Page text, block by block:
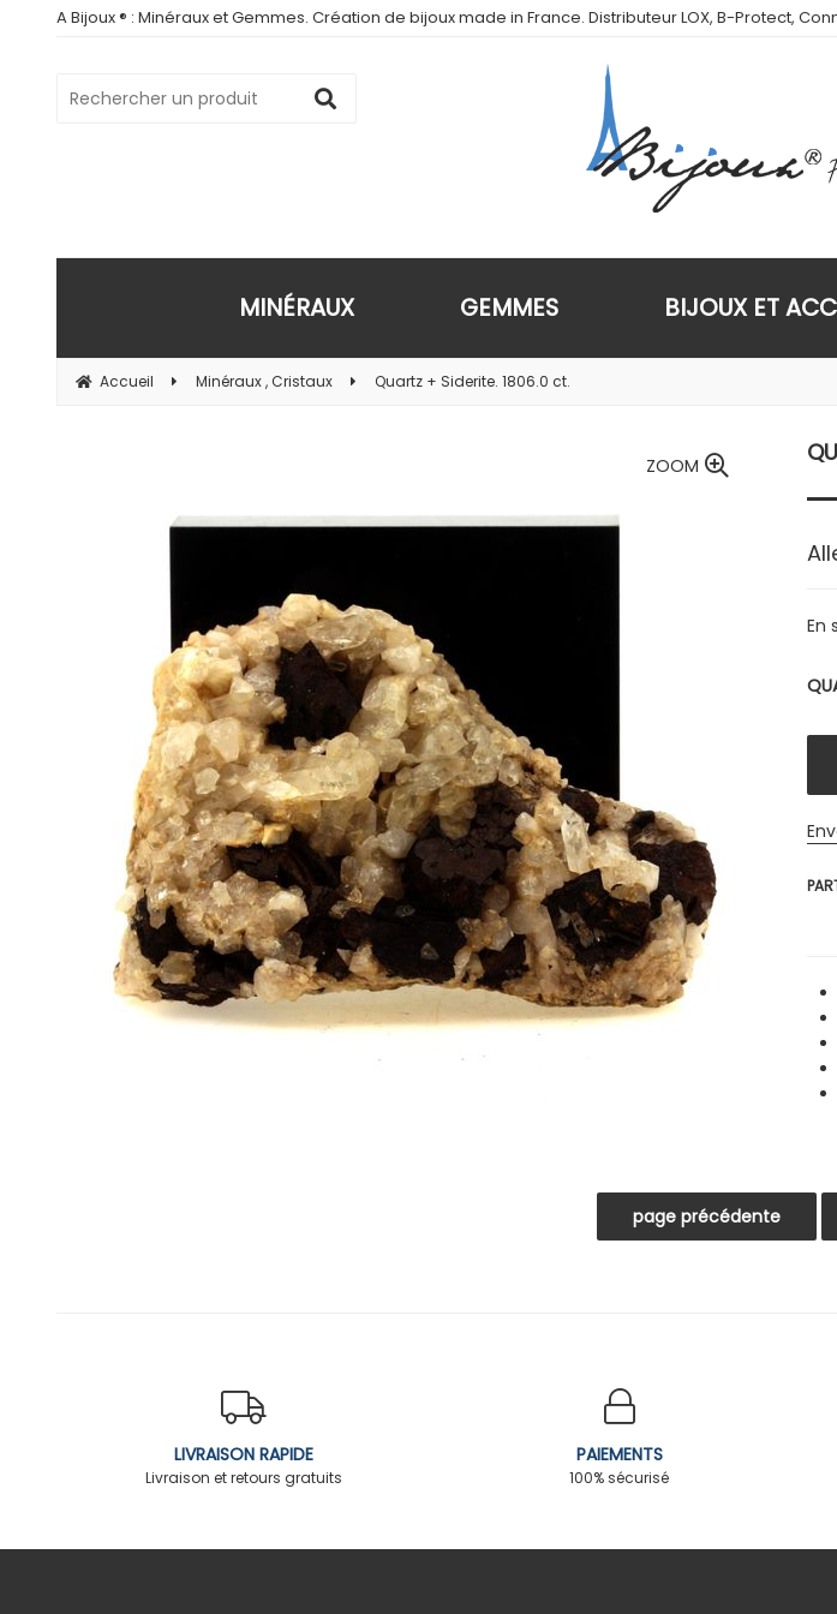
A Bijoux ® : Minéraux et Gemmes. Création de bijoux made in France. Distributeur LOX, B-Protect,
MINÉRAUX GEMMES BIJOUX ET
Accueil Minéraux , Cristaux Quartz + Siderite. 1806.0 ct.
ZOOM
En
LIVRAISON RAPIDE
Livraison et retours gratuits
PAIEMENTS
100% sécurisé